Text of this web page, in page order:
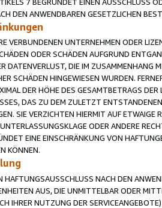
DEN ANWENDBAREN GESETZLICHEN
VERBUNDENEN UNTERNEHMEN ODER
ODER SCHÄDEN AUFGRUND
DATENVERLUST, DIE IM ZUSAMMENHANG
SCHÄDEN HINGEWIESEN WURDEN.
DER HÖHE DES GESAMTBETRAGS
DAS ZU DEM ZULETZT
SIE VERZICHTEN HIERMIT AUF
ODER ANDERE
EINE EINSCHRÄNKUNG VON
KÖNNEN.
HAFTUNGSAUSSCHLUSS NACH DEN
AUS, DIE UNMITTELBAR ODER
IHRER NUTZUNG DER